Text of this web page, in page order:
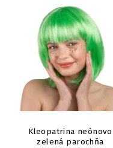
Kleopatrina neónovo
zelená parochňa